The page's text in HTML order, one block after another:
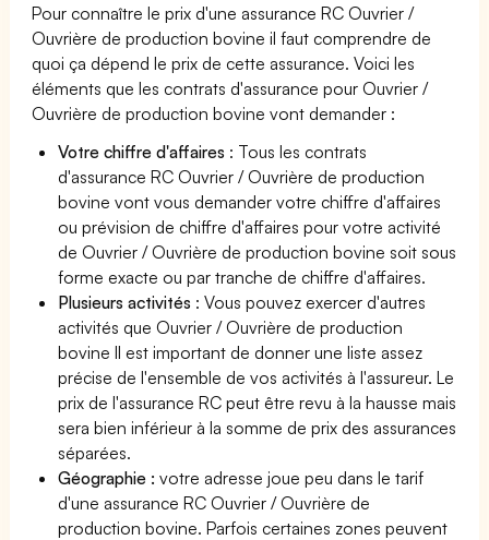
Pour connaître le prix d'une assurance RC Ouvrier /
Ouvrière de production bovine il faut comprendre de
quoi ça dépend le prix de cette assurance. Voici les
éléments que les contrats d'assurance pour Ouvrier /
Ouvrière de production bovine vont demander :
Votre chiffre d'affaires : Tous les contrats
d'assurance RC Ouvrier / Ouvrière de production
bovine vont vous demander votre chiffre d'affaires
ou prévision de chiffre d'affaires pour votre activité
de Ouvrier / Ouvrière de production bovine soit sous
forme exacte ou par tranche de chiffre d'affaires.
Plusieurs activités : Vous pouvez exercer d'autres
activités que Ouvrier / Ouvrière de production
bovine Il est important de donner une liste assez
précise de l'ensemble de vos activités à l'assureur. Le
prix de l'assurance RC peut être revu à la hausse mais
sera bien inférieur à la somme de prix des assurances
séparées.
Géographie :votre adresse joue peu dans le tarif
d'une assurance RC Ouvrier / Ouvrière de
production bovine. Parfois certaines zones peuvent